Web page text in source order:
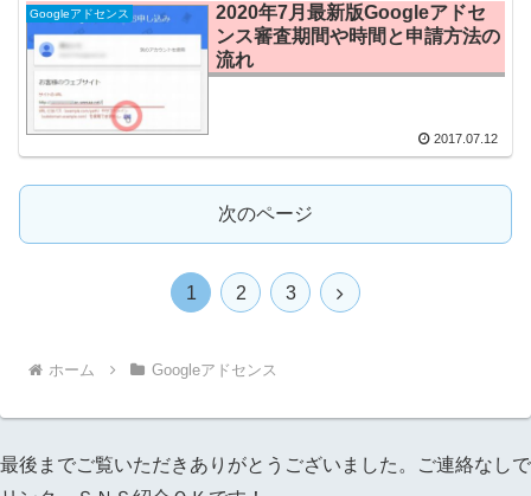
Googleアドセンス
2020年7月最新版Googleアドセ
ンス審査期間や時間と申請方法の
流れ
2017.07.12
次のページ
1 2 3
ホーム Googleアドセンス
最後までご覧いただきありがとうございました。ご連絡なしで